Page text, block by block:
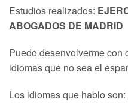
Estudios realizados:
ABOGADOS DE MADRID
Puedo desenvolverme con
idiomas que no sea el
Los idiomas que hablo son: